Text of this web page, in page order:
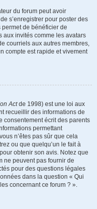
du forum peut avoir
s’enregistrer pour poster des
permet de bénéficier de
invités comme les avatars
courriels aux autres membres,
compte est rapide et vivement
Actde 1998) est une loi aux
recueillir des informations de
consentement écrit des parents
permettant
n’êtes pas sûr que cela
ou que quelqu’un le fait à
obtenir son avis. Notez que
ne peuvent pas fournir de
pour des questions légales
dans la question « Qui
concernant ce forum ? ».